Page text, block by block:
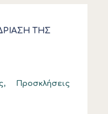
ΤΗΣ
Προσκλήσεις